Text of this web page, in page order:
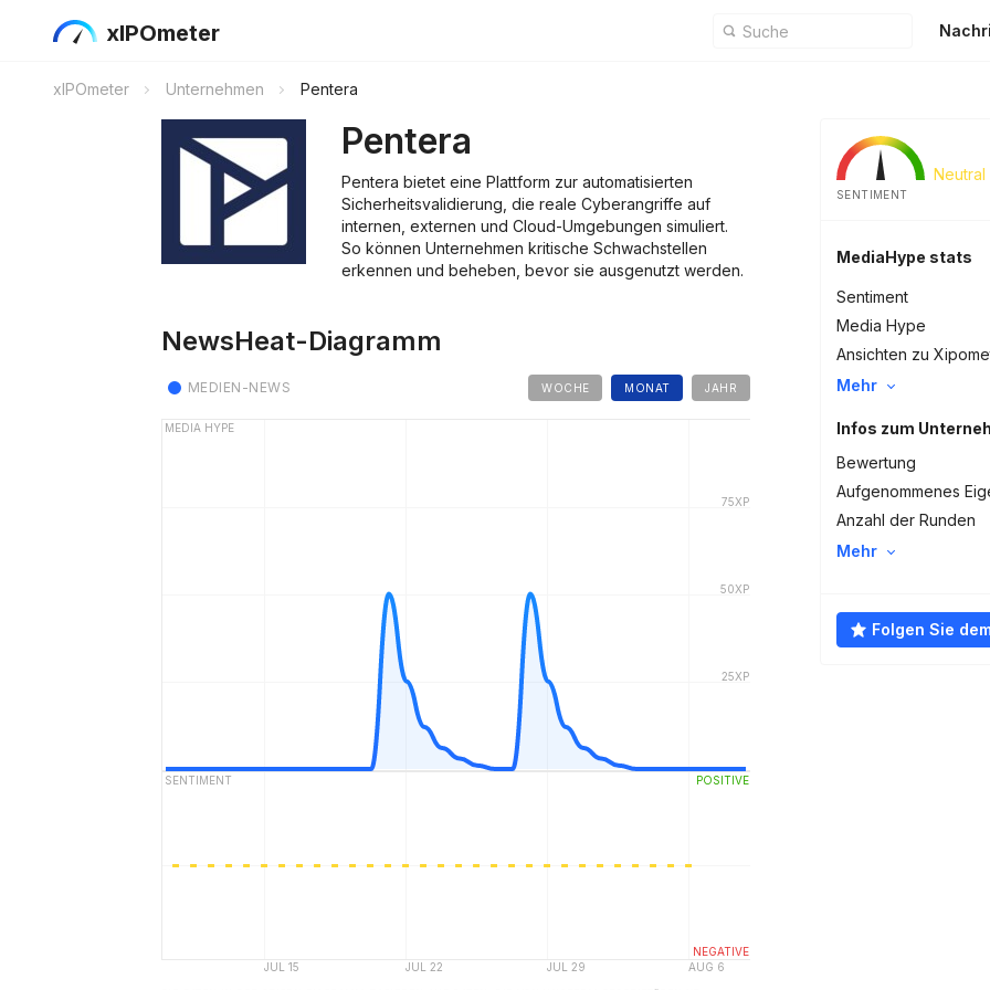
xIPOmeter
xIPOmeter Unternehmen Pentera
Pentera
Pentera bietet eine Plattform zur automatisierten
Sicherheitsvalidierung, die reale Cyberangriffe auf
internen, externen und Cloud-Umgebungen simuliert.
So können Unternehmen kritische Schwachstellen
erkennen und beheben, bevor sie ausgenutzt werden.
Neutral
SENTIMENT
MediaHype stats
Sentiment
Media Hype
Ansichten zu
Mehr
Infos zum
Bewertung
Aufgenommenes
Anzahl der Runden
Mehr
Folgen Sie
NewsHeat-Diagramm
WOCHE MONAT JAHR
MEDIEN-NEWS